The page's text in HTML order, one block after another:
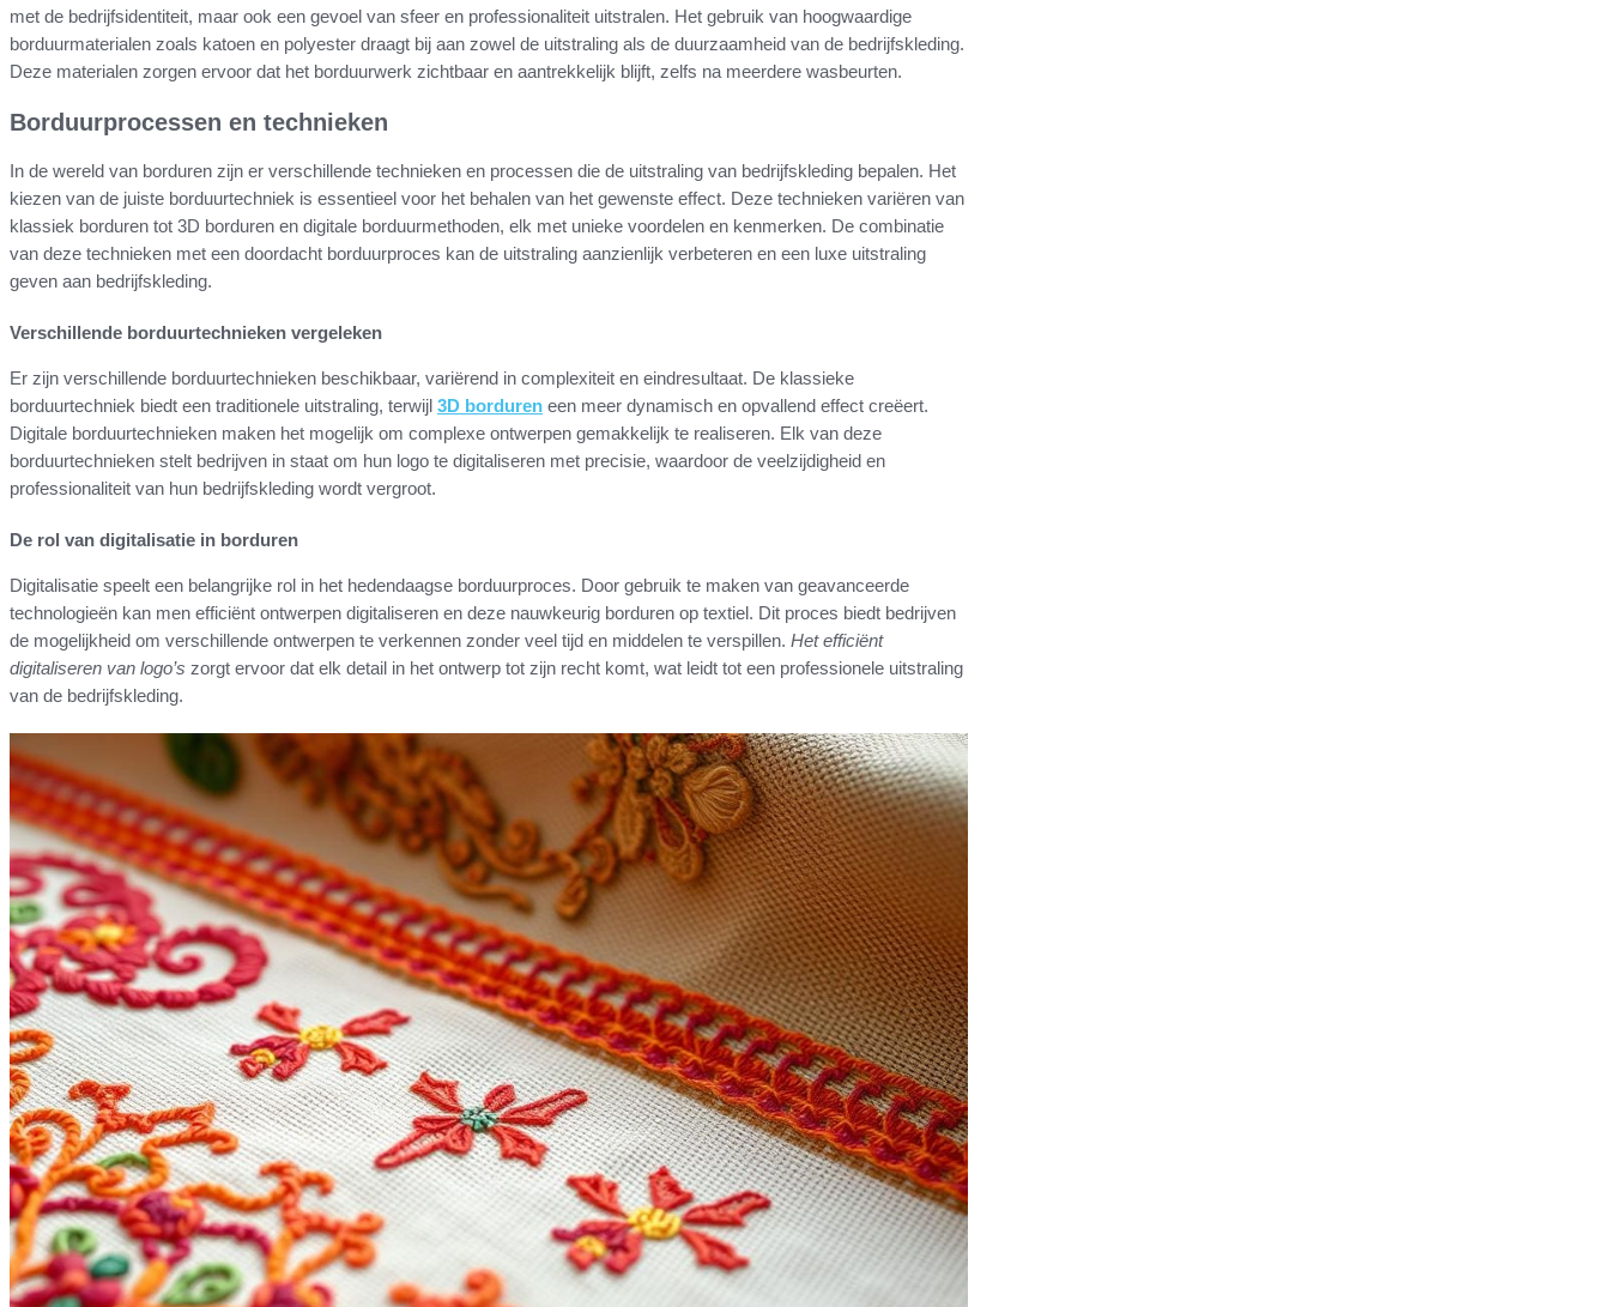
met de bedrijfsidentiteit, maar ook een gevoel van sfeer en professionaliteit uitstralen. Het gebruik van hoogwaardige
borduurmaterialen zoals katoen en polyester draagt bij aan zowel de uitstraling als de duurzaamheid van de bedrijfskleding.
Deze materialen zorgen ervoor dat het borduurwerk zichtbaar en aantrekkelijk blijft, zelfs na meerdere wasbeurten.
Borduurprocessen en technieken
In de wereld van borduren zijn er verschillende technieken en processen die de uitstraling van bedrijfskleding bepalen. Het
kiezen van de juiste borduurtechniek is essentieel voor het behalen van het gewenste effect. Deze technieken variëren van
klassiek borduren tot 3D borduren en digitale borduurmethoden, elk met unieke voordelen en kenmerken. De combinatie
van deze technieken met een doordacht borduurproces kan de uitstraling aanzienlijk verbeteren en een luxe uitstraling
geven aan bedrijfskleding.
Verschillende borduurtechnieken vergeleken
Er zijn verschillende borduurtechnieken beschikbaar, variërend in complexiteit en eindresultaat. De klassieke
borduurtechniek biedt een traditionele uitstraling, terwijl 3D borduren een meer dynamisch en opvallend effect creëert.
Digitale borduurtechnieken maken het mogelijk om complexe ontwerpen gemakkelijk te realiseren. Elk van deze
borduurtechnieken stelt bedrijven in staat om hun logo te digitaliseren met precisie, waardoor de veelzijdigheid en
professionaliteit van hun bedrijfskleding wordt vergroot.
De rol van digitalisatie in borduren
Digitalisatie speelt een belangrijke rol in het hedendaagse borduurproces. Door gebruik te maken van geavanceerde
technologieën kan men efficiënt ontwerpen digitaliseren en deze nauwkeurig borduren op textiel. Dit proces biedt bedrijven
de mogelijkheid om verschillende ontwerpen te verkennen zonder veel tijd en middelen te verspillen. Het efficiënt
digitaliseren van logo’s zorgt ervoor dat elk detail in het ontwerp tot zijn recht komt, wat leidt tot een professionele uitstraling
van de bedrijfskleding.